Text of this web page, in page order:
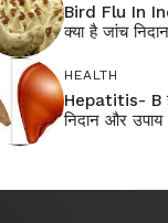
Bird Flu In
क्या है जांच
HEALTH
Hepatitis- B
निदान और उपाय